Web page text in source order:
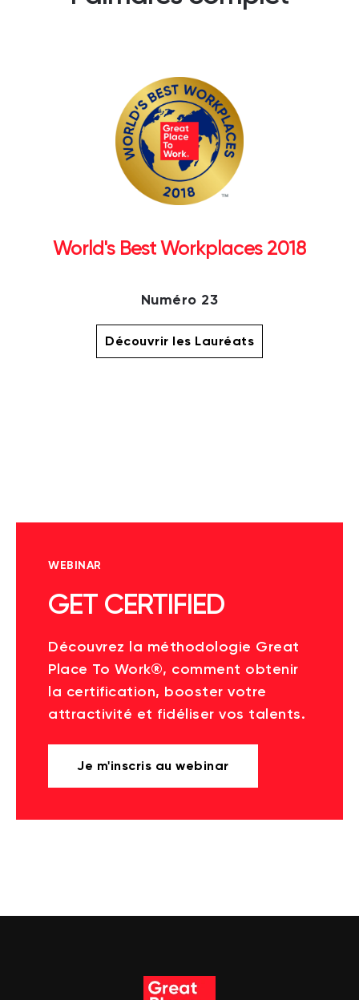
World's Best Workplaces 2018
Numéro 23
Découvrir les Lauréats
WEBINAR
GET CERTIFIED
Découvrez la méthodologie Great
Place To Work®, comment obtenir
la certification, booster votre
attractivité et fidéliser vos talents.
Je m'inscris au webinar